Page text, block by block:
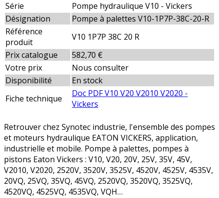
Série
Pompe hydraulique V10 - Vickers
Désignation
Pompe à palettes V10-1P7P-38C-20-R
Référence
produit
V10 1P7P 38C 20 R
Prix catalogue
582,70 €
Votre prix
Nous consulter
Disponibilité
En stock
Fiche technique
Doc PDF V10 V20 V2010 V2020 -
Vickers
Retrouver chez Synotec industrie, l'ensemble des pompes
et moteurs hydraulique EATON VICKERS, application,
industrielle et mobile. Pompe à palettes, pompes à
pistons Eaton Vickers : V10, V20, 20V, 25V, 35V, 45V,
V2010, V2020, 2520V, 3520V, 3525V, 4520V, 4525V, 4535V,
20VQ, 25VQ, 35VQ, 45VQ, 2520VQ, 3520VQ, 3525VQ,
4520VQ, 4525VQ, 4535VQ, VQH…